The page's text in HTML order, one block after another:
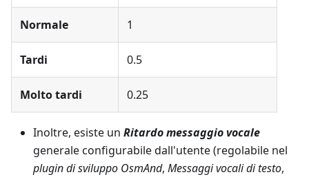
Normale 1
Tardi 0.5
Molto tardi 0.25
Inoltre, esiste un Ritardo messaggio vocale
generale configurabile dall'utente (regolabile nel
plugin di sviluppo OsmAnd, Messaggi vocali di testo,